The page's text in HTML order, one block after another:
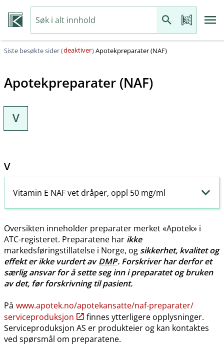
Siste besøkte sider (deaktiver)Apotekpreparater (NAF)
Apotekpreparater (NAF)
V
V
Vitamin E NAF vet dråper, oppl 50 mg/ml
Oversikten inneholder preparater merket «Apotek» i
ATC-registeret. Preparatene har ikke
markedsføringstillatelse i Norge, og sikkerhet, kvalitet og
effekt er ikke vurdert avDMP. Forskriver har derfor et
særlig ansvar for å sette seg inn i preparatet og bruken
av det, før forskrivning til pasient.
På www.apotek.no​/​apotekansatte​/​naf-preparater​/​
serviceproduksjon
finnes ytterligere opplysninger.
Serviceproduksjon AS er produkteier og kan kontaktes
ved spørsmål om preparatene.